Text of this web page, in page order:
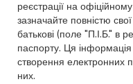
реєстрації на
зазначайте повністю
батькові (поле "П.І.Б." в
паспорту. Ця
створення електронних
них.